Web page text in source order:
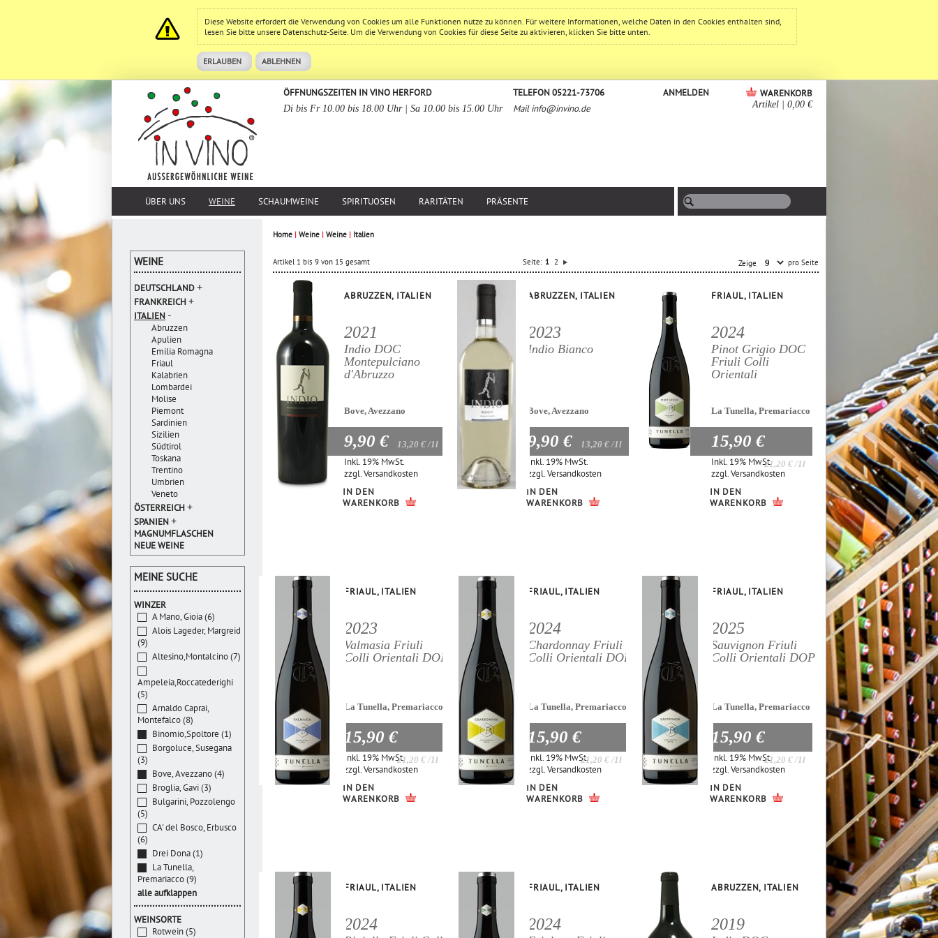
Diese Website erfordert die Verwendung von Cookies um alle Funktionen nutze zu können. Für weitere Informationen, welche Daten in den Cookies enthalten sind,
lesen Sie bitte unsere Datenschutz-Seite. Um die Verwendung von Cookies für diese Seite zu aktivieren, klicken Sie bitte unten.
ERLAUBEN ABLEHNEN
ÖFFNUNGSZEITEN IN VINO HERFORD
Di bis Fr 10.00 bis 18.00 Uhr | Sa 10.00 bis 15.00 Uhr
TELEFON 05221-73706
Mailinfo@invino.de
WARENKORB
Artikel 0,00 €
ANMELDEN
ÜBER UNS WEINE SCHAUMWEINE SPIRITUOSEN RARITÄTEN PRÄSENTE
Home | Weine | Weine | Italien
Artikel 1 bis 9 von 15 gesamt Zeige pro Seite
Seite: 1 2
ABRUZZEN, ITALIEN
2021
Indio DOC
Montepulciano
d'Abruzzo
Bove, Avezzano
9,90 € 13,20 € /1l
Inkl. 19% MwSt.
zzgl.Versandkosten
IN DEN
WARENKORB
ABRUZZEN, ITALIEN
2023
Indio Bianco
Bove, Avezzano
9,90 € 13,20 € /1l
Inkl. 19% MwSt.
zzgl.Versandkosten
IN DEN
WARENKORB
FRIAUL, ITALIEN
2024
Pinot Grigio DOC
Friuli Colli
Orientali
La Tunella, Premariacco
15,90 €
21,20 € /1l
Inkl. 19% MwSt.
zzgl.Versandkosten
IN DEN
WARENKORB
FRIAUL, ITALIEN
2023
Valmasia Friuli
Colli Orientali DOP
La Tunella, Premariacco
15,90 €
21,20 € /1l
Inkl. 19% MwSt.
zzgl.Versandkosten
IN DEN
WARENKORB
FRIAUL, ITALIEN
2024
Chardonnay Friuli
Colli Orientali DOP
La Tunella, Premariacco
15,90 €
21,20 € /1l
Inkl. 19% MwSt.
zzgl.Versandkosten
IN DEN
WARENKORB
FRIAUL, ITALIEN
2025
Sauvignon Friuli
Colli Orientali DOP
La Tunella, Premariacco
15,90 €
21,20 € /1l
Inkl. 19% MwSt.
zzgl.Versandkosten
IN DEN
WARENKORB
FRIAUL, ITALIEN
2024
FRIAUL, ITALIEN
2024
ABRUZZEN, ITALIEN
2019
WEINE
DEUTSCHLAND+
FRANKREICH+
ITALIEN -
Abruzzen
Apulien
Emilia Romagna
Friaul
Kalabrien
Lombardei
Molise
Piemont
Sardinien
Sizilien
Südtirol
Toskana
Trentino
Umbrien
Veneto
ÖSTERREICH+
SPANIEN+
MAGNUMFLASCHEN
NEUE WEINE
MEINE SUCHE
WINZER
A Mano, Gioia (6)
Alois Lageder, Margreid
(9)
Altesino,Montalcino (7)
Ampeleia,Roccatederighi
(5)
Arnaldo Caprai,
Montefalco (8)
Binomio,Spoltore (1)
Borgoluce, Susegana
(3)
Bove, Avezzano (4)
Broglia, Gavi (3)
Bulgarini, Pozzolengo
(5)
CA' del Bosco, Erbusco
(6)
Drei Dona (1)
La Tunella,
Premariacco (9)
alle aufklappen
WEINSORTE
Rotwein (5)